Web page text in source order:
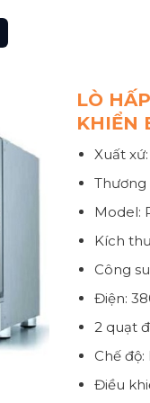
LÒ
KHIỂN
Xuất
Thương
Model:
Kích
Công
Điện:
2 quạt
Chế
Điều